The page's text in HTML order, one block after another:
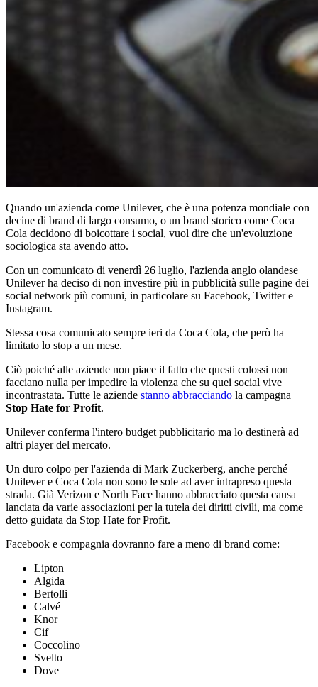
Quando un'azienda come Unilever, che è una potenza mondiale con
decine di brand di largo consumo, o un brand storico come Coca
Cola decidono di boicottare i social, vuol dire che un'evoluzione
sociologica sta avendo atto.
Con un comunicato di venerdì 26 luglio, l'azienda anglo olandese
Unilever ha deciso di non investire più in pubblicità sulle pagine dei
social network più comuni, in particolare su Facebook, Twitter e
Instagram.
Stessa cosa comunicato sempre ieri da Coca Cola, che però ha
limitato lo stop a un mese.
Ciò poiché alle aziende non piace il fatto che questi colossi non
facciano nulla per impedire la violenza che su quei social vive
incontrastata. Tutte le aziende stanno abbracciando la campagna
Stop Hate for Profit.
Unilever conferma l'intero budget pubblicitario ma lo destinerà ad
altri player del mercato.
Un duro colpo per l'azienda di Mark Zuckerberg, anche perché
Unilever e Coca Cola non sono le sole ad aver intrapreso questa
strada. Già Verizon e North Face hanno abbracciato questa causa
lanciata da varie associazioni per la tutela dei diritti civili, ma come
detto guidata da Stop Hate for Profit.
Facebook e compagnia dovranno fare a meno di brand come:
Lipton
Algida
Bertolli
Calvé
Knor
Cif
Coccolino
Svelto
Dove